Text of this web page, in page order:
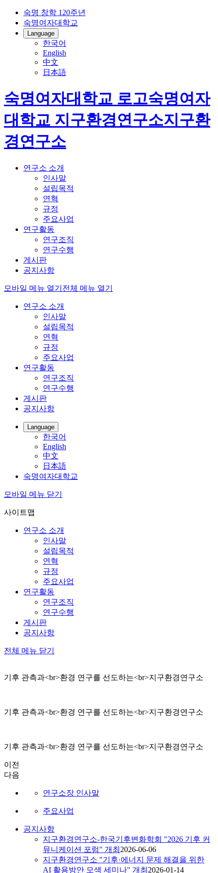
숙명 창학 120주년
숙명여자대학교
Language
한국어
English
中文
日本語
숙명여자대학교 로고숙명여자
대학교 지구환경연구소지구환
경연구소
연구소 소개
인사말
설립목적
연혁
규정
주요사업
연구활동
연구조직
연구수행
게시판
공지사항
모바일 메뉴 열기 전체 메뉴 열기
연구소 소개
인사말
설립목적
연혁
규정
주요사업
연구활동
연구조직
연구수행
게시판
공지사항
Language
한국어
English
中文
日本語
숙명여자대학교
모바일 메뉴 닫기
사이트맵
연구소 소개
인사말
설립목적
연혁
규정
주요사업
연구활동
연구조직
연구수행
게시판
공지사항
전체 메뉴 닫기
기후 관측과<br>환경 연구를 선도하는<br>지구환경연구소
기후 관측과<br>환경 연구를 선도하는<br>지구환경연구소
기후 관측과<br>환경 연구를 선도하는<br>지구환경연구소
이전
다음
연구소장 인사말
주요사업
공지사항
지구환경연구소-한국기후변화학회 "2026 기후 커
뮤니케이션 포럼" 개최 2026-06-06
지구환경연구소 "기후·에너지 문제 해결을 위한
AI 활용방안 모색 세미나" 개최 2026-01-14